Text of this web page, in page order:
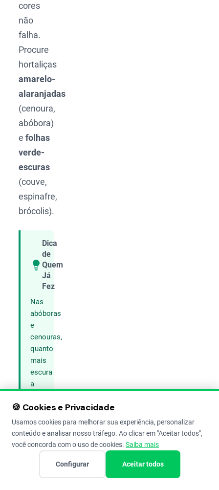
cores
não
falha.
Procure
hortaliças
amarelo-
alaranjadas
(cenoura,
abóbora)
efolhas
verde-
escuras
(couve,
espinafre,
brócolis).
Dica
de
Quem
Já
Fez
Nas
abóboras
e
cenouras,
quanto
mais
escura
a
mais
vitamina
ela
tem.
Escolha
🍪 Cookies e Privacidade
Usamos cookies para melhorar sua experiência, personalizar
conteúdo e analisar nosso tráfego. Ao clicar em "Aceitar todos",
você concorda com o uso de cookies. Saiba mais
Configurar Aceitar todos